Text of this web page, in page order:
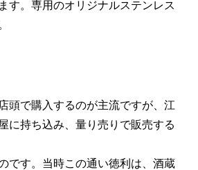
す。専用のオリジナルステンレス
頭で購入するのが主流ですが、江
に持ち込み、量り売りで販売する
です。当時この通い徳利は、酒蔵